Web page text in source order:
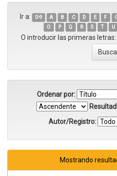
Ir a: 0-9 A B C D E F
O
P Q R S T U
O introducir las primeras letras:
Ordenar por:
Autor/Registro:
Mostrando